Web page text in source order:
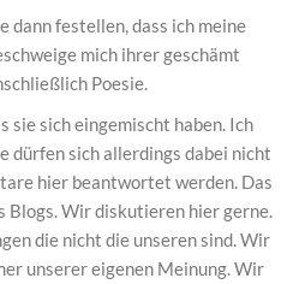
dann festellen, dass ich meine
mich ihrer geschämt
Poesie.
sie sich eingemischt haben. Ich
dürfen sich allerdings dabei nicht
hier beantwortet werden. Das
Blogs. Wir diskutieren hier gerne.
die nicht die unseren sind. Wir
unserer eigenen Meinung. Wir